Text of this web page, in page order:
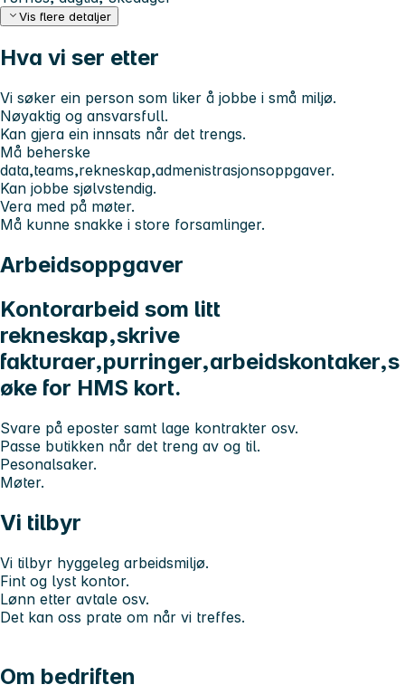
Vis flere detaljer
Hva vi ser etter
Vi søker ein person som liker å jobbe i små miljø.
Nøyaktig og ansvarsfull.
Kan gjera ein innsats når det trengs.
Må beherske
data,teams,rekneskap,admenistrasjonsoppgaver.
Kan jobbe sjølvstendig.
Vera med på møter.
Må kunne snakke i store forsamlinger.
Arbeidsoppgaver
Kontorarbeid som litt
rekneskap,skrive
fakturaer,purringer,arbeidskontaker,s
øke for HMS kort.
Svare på eposter samt lage kontrakter osv.
Passe butikken når det treng av og til.
Pesonalsaker.
Møter.
Vi tilbyr
Vi tilbyr hyggeleg arbeidsmiljø.
Fint og lyst kontor.
Lønn etter avtale osv.
Det kan oss prate om når vi treffes.
Om bedriften